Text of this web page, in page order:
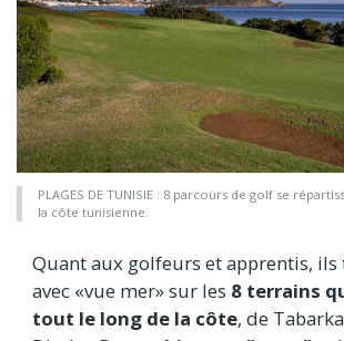
PLAGES DE TUNISIE : 8 parcours de golf se
la côte tunisienne.
Quant aux golfeurs et apprentis, ils
avec «vue mer» sur les 8 terrains
tout le long de la côte, de